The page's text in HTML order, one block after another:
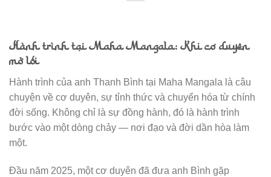
Hành trình tại Maha Mangala: Khi cơ duyên
mở lối
Hành trình của anh Thanh Bình tại Maha Mangala là câu
chuyện về cơ duyên, sự tỉnh thức và chuyển hóa từ chính
đời sống. Không chỉ là sự đồng hành, đó là hành trình
bước vào một dòng chảy — nơi đạo và đời dần hòa làm
một.
Đầu năm 2025, một cơ duyên đã đưa anh Bình gặp